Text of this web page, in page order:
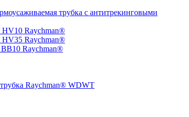
трубка с антитрекинговыми
HV10 Raychman®
HV35 Raychman®
BB10 Raychman®
Raychman® WDWT